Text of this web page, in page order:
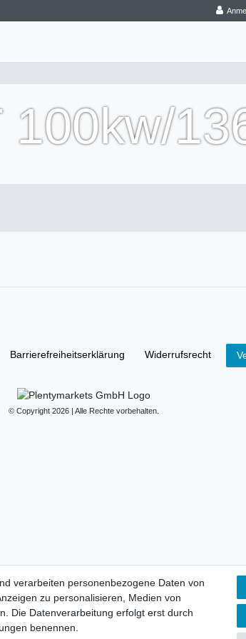
100kw/
Barrierefreiheitserklärung Widerrufs­recht
© Copyright 2026 | Alle Rechte vorbehalten.
verarbeiten personenbezogene Daten von
zu personalisieren, Medien von
Die Datenverarbeitung erfolgt erst durch
benennen.